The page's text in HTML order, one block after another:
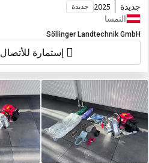
جديدة 2025 جديدة
النمسا
Söllinger Landtechnik GmbH
إستمارة للأتصال